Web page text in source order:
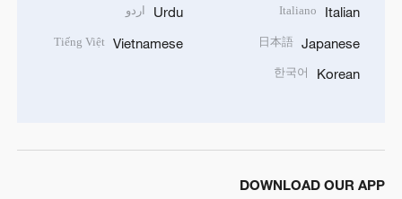
Italian
Italiano
Japanese
日本語
Korean
한국어
Urdu اردو
Vietnamese
Tiếng Việt
DOWNLOAD OUR APP